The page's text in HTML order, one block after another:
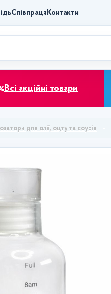
Співпраця Контакти
Всі акційні товари
для олії, оцту та соусів